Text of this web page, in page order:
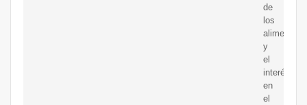
de
los
alimentos
y
el
interés
en
el